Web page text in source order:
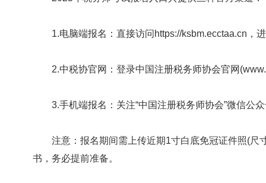
1.电脑端报名：直接访问https://ksbm.ecctaa.cn，进
2.中税协官网：登录中国注册税务师协会官网
3.手机端报名：关注“中国注册税务师协会”微信公众
注意：报名期间需上传近期1寸白底免冠证件照(尺
书，务必提前准备。